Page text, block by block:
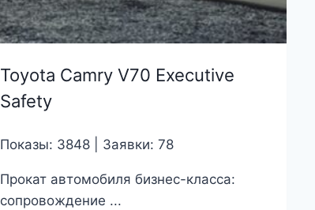
Toyota Camry V70 Executive
Safety
Показы: 3848 | Заявки: 78
Прокат автомобиля бизнес-класса:
сопровождение ...